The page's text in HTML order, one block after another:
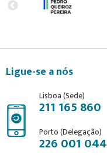
Ligue-se a nós
Lisboa (Sede)
211 165 860
Porto (Delegação)
226 001 044